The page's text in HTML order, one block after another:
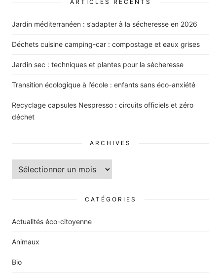
ARTICLES RÉCENTS
Jardin méditerranéen : s’adapter à la sécheresse en 2026
Déchets cuisine camping-car : compostage et eaux grises
Jardin sec : techniques et plantes pour la sécheresse
Transition écologique à l’école : enfants sans éco-anxiété
Recyclage capsules Nespresso : circuits officiels et zéro
déchet
ARCHIVES
Archives
CATÉGORIES
Actualités éco-citoyenne
Animaux
Bio